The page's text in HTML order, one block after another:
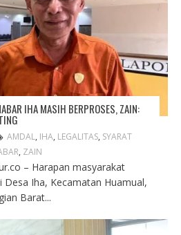
IHA MASIH BERPROSES, ZAIN:
AMDAL, IHA, LEGALITAS, SYARAT
, ZAIN
– Harapan masyarakat
Desa Iha, Kecamatan Huamual,
Barat...